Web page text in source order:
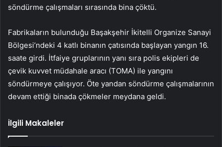
söndürme çalışmaları sırasında bina çöktü.
Fabrikaların bulunduğu Başakşehir İkitelli Organize Sanayi
Bölgesi’ndeki 4 katlı binanın çatısında başlayan yangın 16.
saate girdi. İtfaiye gruplarının yanı sıra polis ekipleri de
çevik kuvvet müdahale aracı (TOMA) ile yangını
söndürmeye çalışıyor. Öte yandan söndürme çalışmalarının
devam ettiği binada çökmeler meydana geldi.
İlgili Makaleler